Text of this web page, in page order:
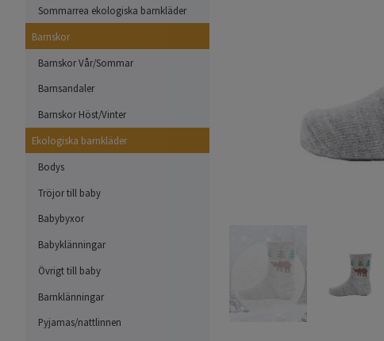
Sommarrea ekologiska barnkläder
Barnskor
Barnskor Vår/Sommar
Barnsandaler
Barnskor Höst/Vinter
Ekologiska barnkläder
Bodys
Tröjor till baby
Babybyxor
Babyklänningar
Övrigt till baby
Barnklänningar
Pyjamas/nattlinnen